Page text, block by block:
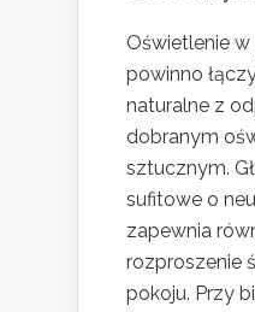
Oświetlenie
powinno
naturalne z
dobranym
sztucznym.
sufitowe o
zapewnia
rozproszenie
pokoju. Przy